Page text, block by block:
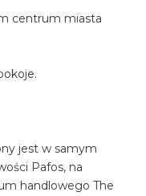
centrum miasta
jest w samym
Pafos, na
handlowego The